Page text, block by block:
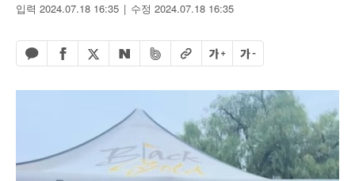
입력 2024.07.18 16:35 수정 2024.07.18 16:35
카카오톡 공유하기
페이스북 공유하기
엑스 공유하기
네이버 공유하기
밴드 공유하기
URL복사글자 크게글자 작게